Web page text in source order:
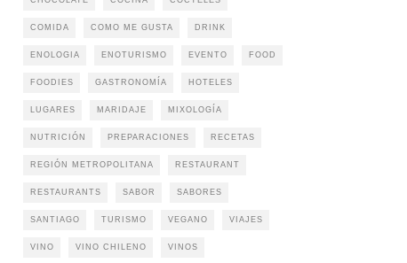
COMIDA COMO ME GUSTA DRINK
ENOLOGIA ENOTURISMO EVENTO FOOD
FOODIES GASTRONOMÍA HOTELES
LUGARES MARIDAJE MIXOLOGÍA
NUTRICIÓN PREPARACIONES RECETAS
REGIÓN METROPOLITANA RESTAURANT
RESTAURANTS SABOR SABORES
SANTIAGO TURISMO VEGANO VIAJES
VINO VINO CHILENO VINOS